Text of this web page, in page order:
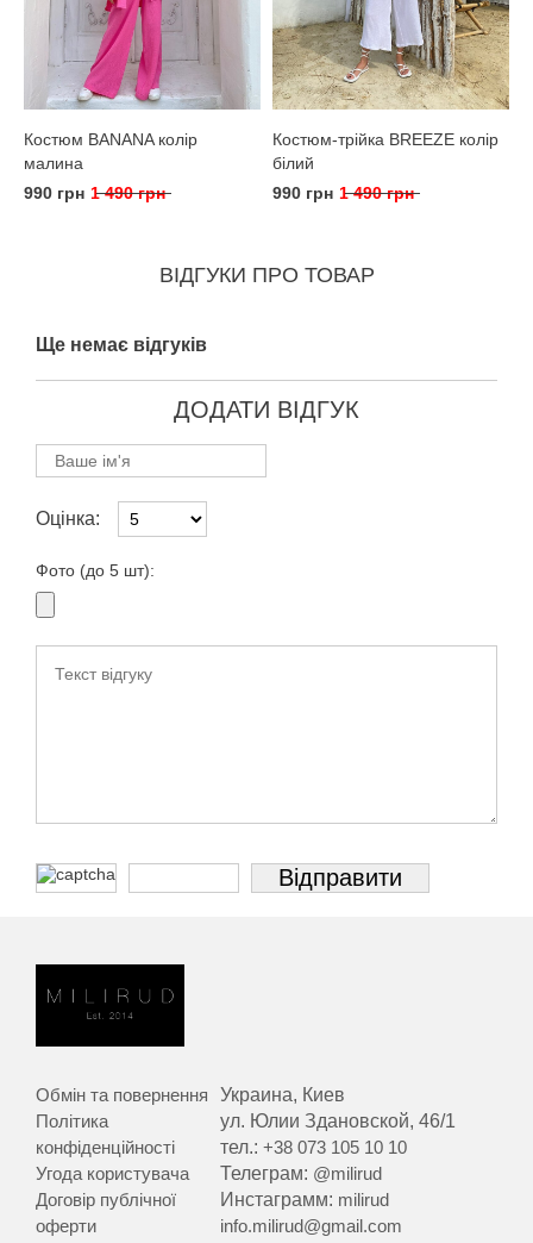
Костюм BANANA колір
малина
990 грн 1 490 грн
Костюм-трійка BREEZE колір
білий
990 грн 1 490 грн
ВІДГУКИ ПРО ТОВАР
Ще немає відгуків
ДОДАТИ ВІДГУК
Оцінка:
Фото (до 5 шт):
Обмін та повернення
Політика
конфіденційності
Угода користувача
Договір публічної
оферти
Украина, Киев
ул. Юлии Здановской, 46/1
тел.:+38 073 105 10 10
Телеграм: @milirud
Инстаграмм: milirud
info.milirud@gmail.com